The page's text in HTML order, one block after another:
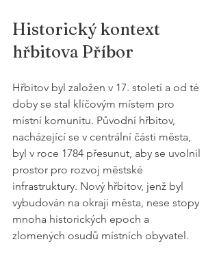
Historický kontext
hřbitova Příbor
Hřbitov byl založen v 17. století a od té
doby se stal klíčovým místem pro
místní komunitu. Původní hřbitov,
nacházející se v centrální části města,
byl v roce 1784 přesunut, aby se uvolnil
prostor pro rozvoj městské
infrastruktury. Nový hřbitov, jenž byl
vybudován na okraji města, nese stopy
mnoha historických epoch a
zlomených osudů místních obyvatel.